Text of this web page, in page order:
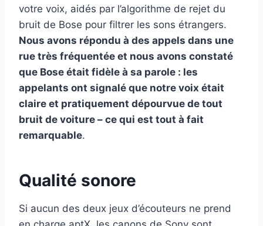
votre voix, aidés par l’algorithme de rejet du
bruit de Bose pour filtrer les sons étrangers.
Nous avons répondu à des appels dans une
rue très fréquentée et nous avons constaté
que Bose était fidèle à sa parole : les
appelants ont signalé que notre voix était
claire et pratiquement dépourvue de tout
bruit de voiture – ce qui est tout à fait
remarquable.
Qualité sonore
Si aucun des deux jeux d’écouteurs ne prend